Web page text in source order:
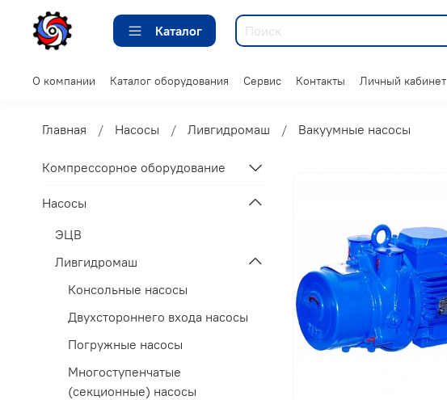
Каталог
О компании Каталог оборудования Сервис Контакты Личный кабинет
Главная Насосы Ливгидромаш Вакуумные насосы
Компрессорное оборудование
Насосы
ЭЦВ
Ливгидромаш
Консольные насосы
Двухстороннего входа насосы
Погружные насосы
Многоступенчатые
(секционные) насосы